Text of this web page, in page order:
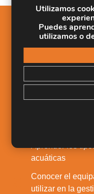
Salidas
1.
Conocer cuáles
escolar
2. Aprender los
4. acuáticas
Conocer el
utilizar en la
Utilizamos
Puedes
utilizamos o